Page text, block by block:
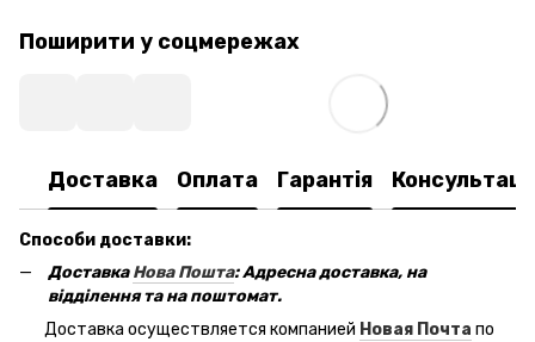
Поширити у соцмережах
Доставка Оплата Гарантія
Способи доставки:
ДоставкаНова Пошта: Адресна доставка, на
відділення та на поштомат.
Доставка осуществляется компанией Новая Почта по